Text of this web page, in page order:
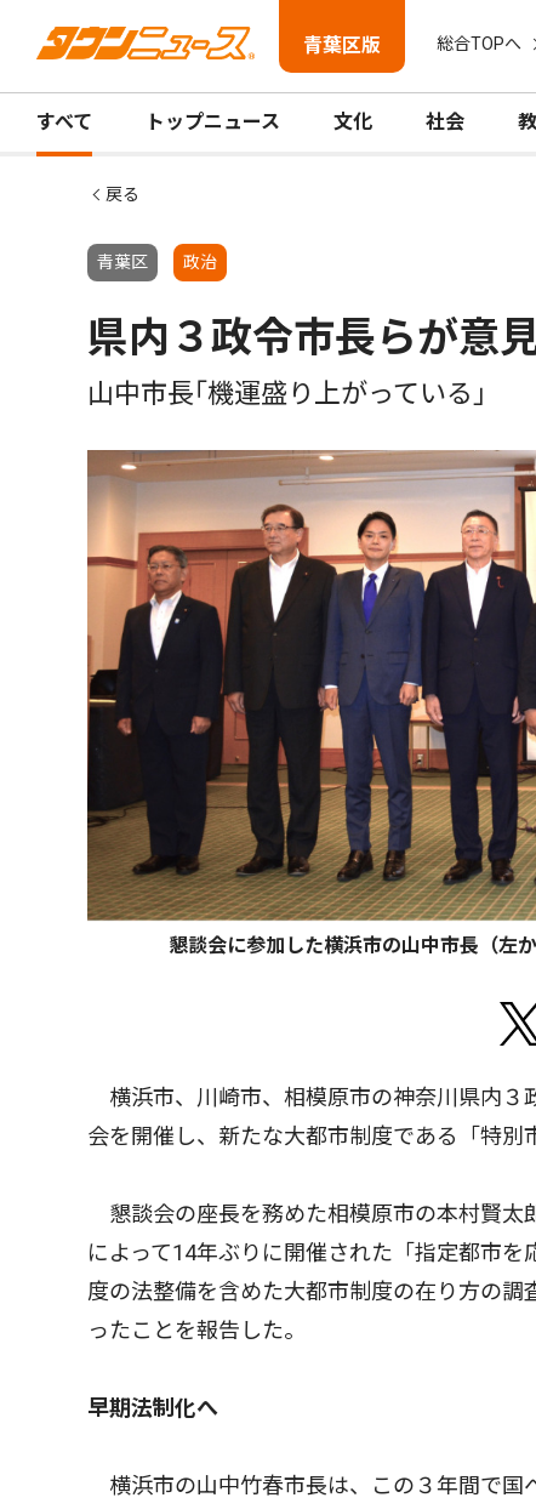
青葉区版 総合TOPへ
すべて トップニュース 文化 社会
戻る
青葉区 政治
県内３政令市長らが意
山中市長｢機運盛り上がっている｣
懇談会に参加した横浜市の山中市長（左
横浜市、川崎市、相模原市の神奈川県内３
会を開催し、新たな大都市制度である「特別
懇談会の座長を務めた相模原市の本村賢太
によって14年ぶりに開催された「指定都市
度の法整備を含めた大都市制度の在り方の
ったことを報告した。
早期法制化へ
横浜市の山中竹春市長は、この３年間で国